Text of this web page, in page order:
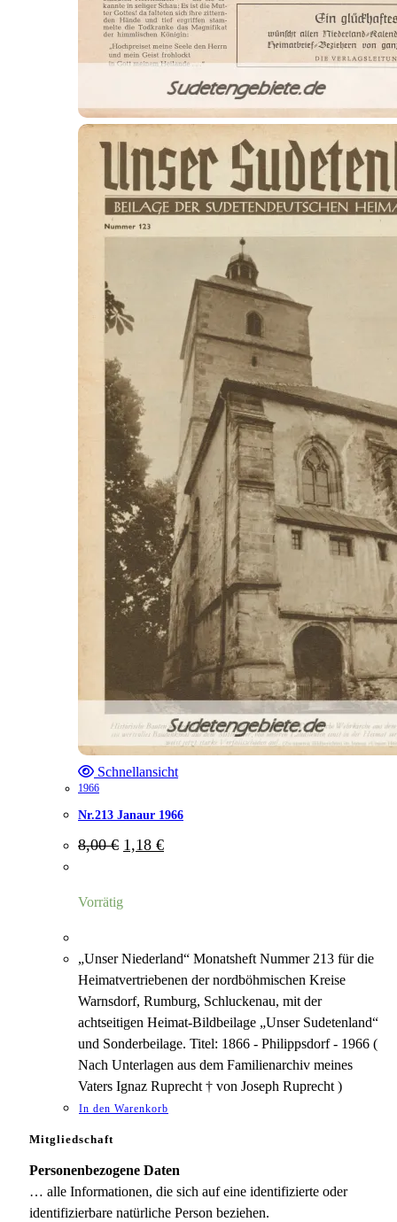
Schnellansicht
1966
Nr.213 Janaur 1966
8,00€ Ursprünglicher
Preis
1,18 €Aktueller
Preis
Vorrätig
„Unser Niederland“ Monatsheft Nummer 213 für die
Heimatvertriebenen der nordböhmischen Kreise
Warnsdorf, Rumburg, Schluckenau, mit der
achtseitigen Heimat-Bildbeilage „Unser Sudetenland“
und Sonderbeilage. Titel: 1866 - Philippsdorf - 1966 (
Nach Unterlagen aus dem Familienarchiv meines
Vaters Ignaz Ruprecht † von Joseph Ruprecht )
In den Warenkorb
Mitgliedschaft
Personenbezogene Daten
… alle Informationen, die sich auf eine identifizierte oder
identifizierbare natürliche Person beziehen.